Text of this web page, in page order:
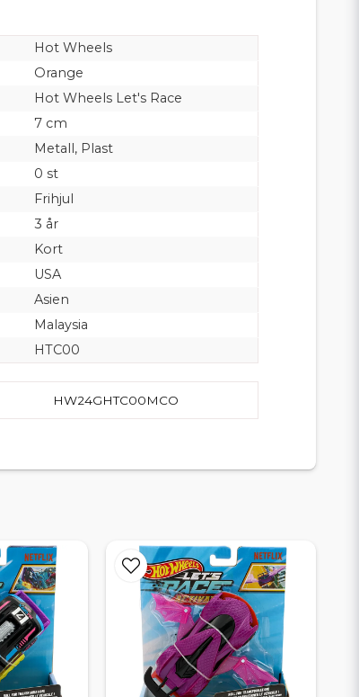
Hot Wheels
Orange
Hot Wheels Let's Race
7 cm
Metall, Plast
0 st
Frihjul
3 år
Kort
USA
Asien
Malaysia
HTC00
HW24GHTC00MCO